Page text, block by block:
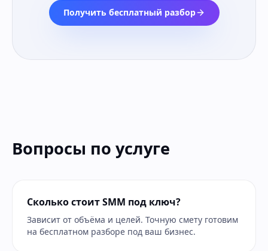
Получить бесплатный разбор
Вопросы по услуге
Сколько стоит SMM под ключ?
Зависит от объёма и целей. Точную смету готовим
на бесплатном разборе под ваш бизнес.